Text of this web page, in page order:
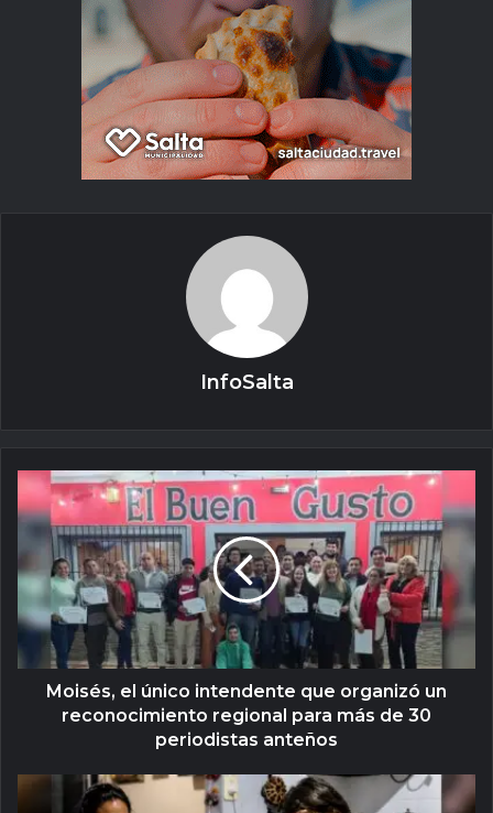
InfoSalta
Moisés, el único intendente que organizó un
reconocimiento regional para más de 30
periodistas anteños